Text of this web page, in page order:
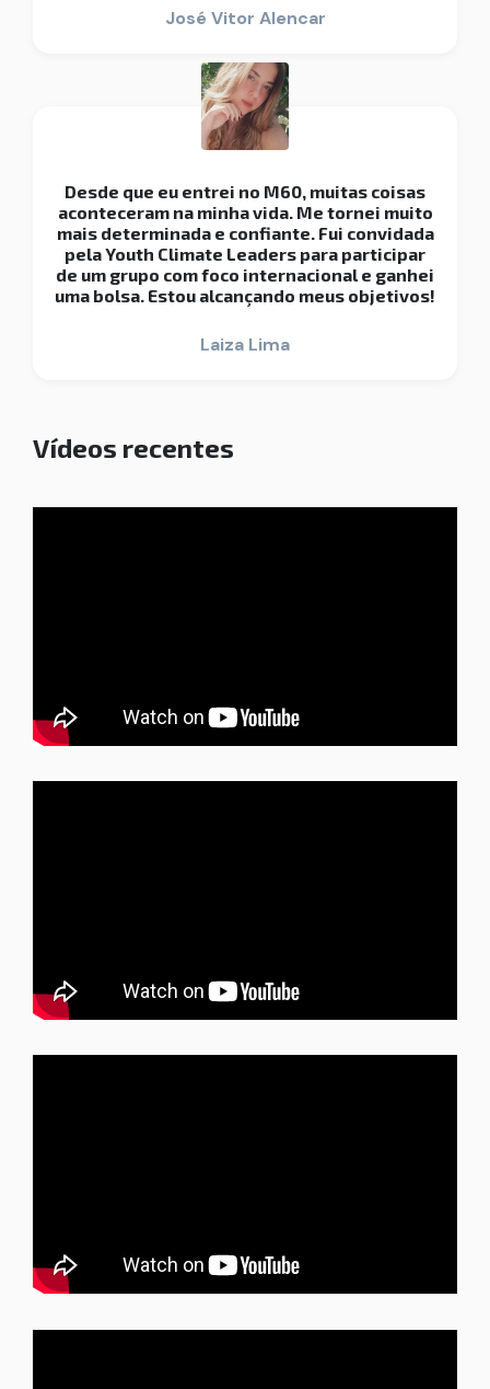
José Vitor Alencar
Desde que eu entrei no M60, muitas coisas
aconteceram na minha vida. Me tornei muito
mais determinada e confiante. Fui convidada
pela Youth Climate Leaders para participar
de um grupo com foco internacional e ganhei
uma bolsa. Estou alcançando meus objetivos!
Laiza Lima
Vídeos recentes